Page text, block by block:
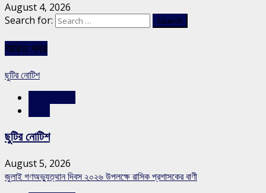
August 4, 2026
Search for:
আরও খবর
ছুটির নোটিশ
ছুটির নোটিশ
August 5, 2026
জুলাই গণঅভ্যুত্থান দিবস ২০২৬ উপলক্ষে রাসিক প্রশাসকের বাণী